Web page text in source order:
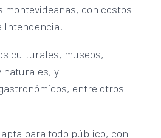
montevideanas, con costos
Intendencia.
culturales, museos,
naturales, y
entre otros
para todo público, con